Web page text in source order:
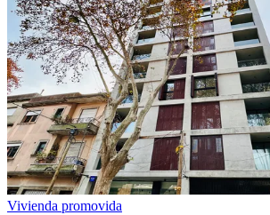
Vivienda promovida